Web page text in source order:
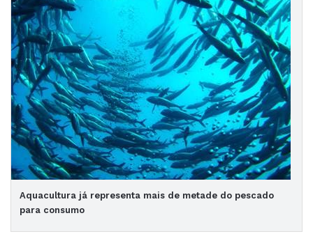
Aquacultura já representa mais de metade do pescado
para consumo